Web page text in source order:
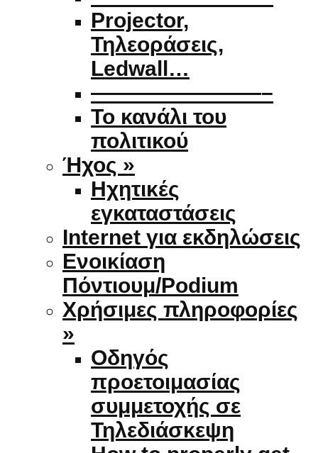
Projector,
Τηλεοράσεις,
Ledwall…
————————–
Το κανάλι του
πολιτικού
Ήχος »
Ηχητικές
εγκαταστάσεις
Internet για εκδηλώσεις
Ενοικίαση
Πόντιουμ/Podium
Χρήσιμες πληροφορίες
»
Οδηγός
προετοιμασίας
συμμετοχής σε
Τηλεδιάσκεψη